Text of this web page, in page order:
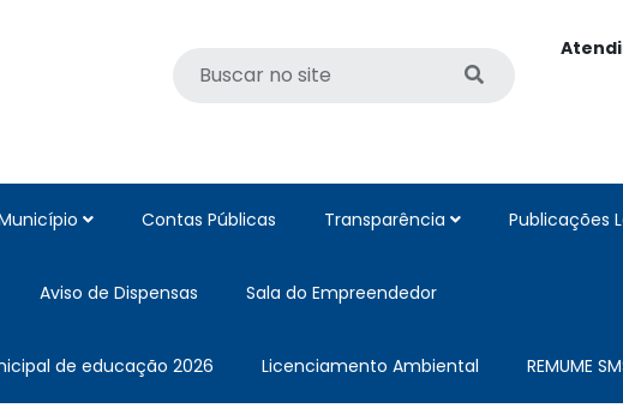
Contas Públicas Transparência Publicações
Aviso de Dispensas Sala do Empreendedor
de educação 2026 Licenciamento Ambiental REMUME